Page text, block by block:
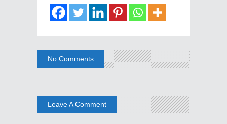
No Comments
Leave A Comment